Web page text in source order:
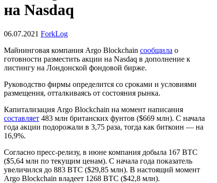
на Nasdaq
06.07.2021 ForkLog
Майнинговая компания Argo Blockchain сообщила о
готовности разместить акции на Nasdaq в дополнение к
листингу на Лондонской фондовой бирже.
Руководство фирмы определится со сроками и условиями
размещения, отталкиваясь от состояния рынка.
Капитализация Argo Blockchain на момент написания
составляет 483 млн британских фунтов ($669 млн). С начала
года акции подорожали в 3,75 раза, тогда как биткоин — на
16,9%.
Согласно пресс-релизу, в июне компания добыла 167 BTC
($5,64 млн по текущим ценам). С начала года показатель
увеличился до 883 BTC ($29,85 млн). В настоящий момент
Argo Blockchain владеет 1268 BTC ($42,8 млн).